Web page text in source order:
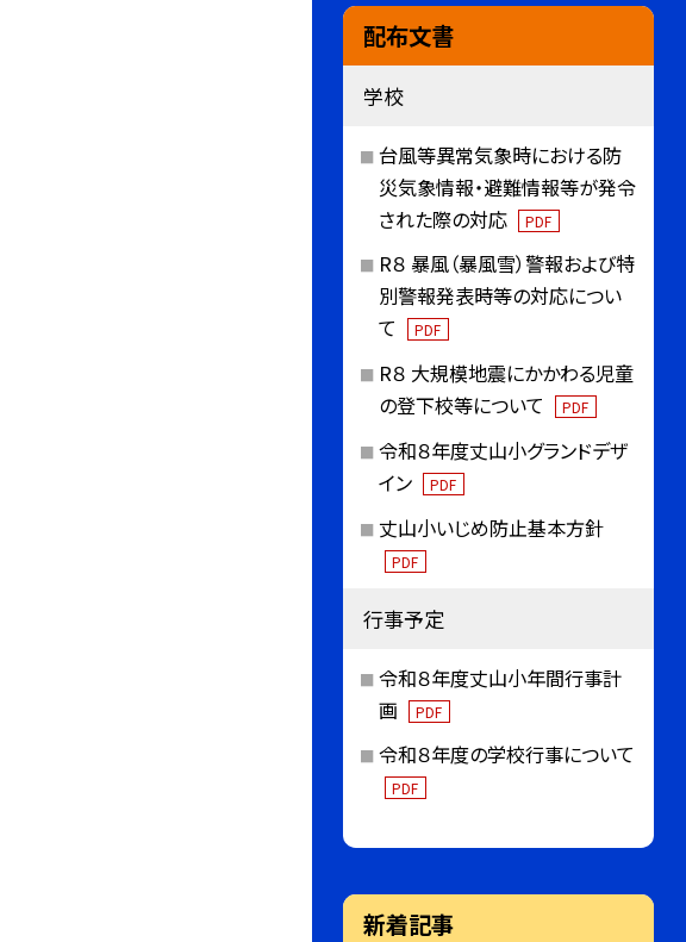
配布文書
学校
台風等異常気象時における防
災気象情報・避難情報等が発令
された際の対応
PDF
R８ 暴風（暴風雪）警報および特
別警報発表時等の対応につい
て
PDF
R８ 大規模地震にかかわる児童
の登下校等について
PDF
令和８年度丈山小グランドデザ
イン
PDF
丈山小いじめ防止基本方針
PDF
行事予定
令和８年度丈山小年間行事計
画
PDF
令和８年度の学校行事について
PDF
新着記事